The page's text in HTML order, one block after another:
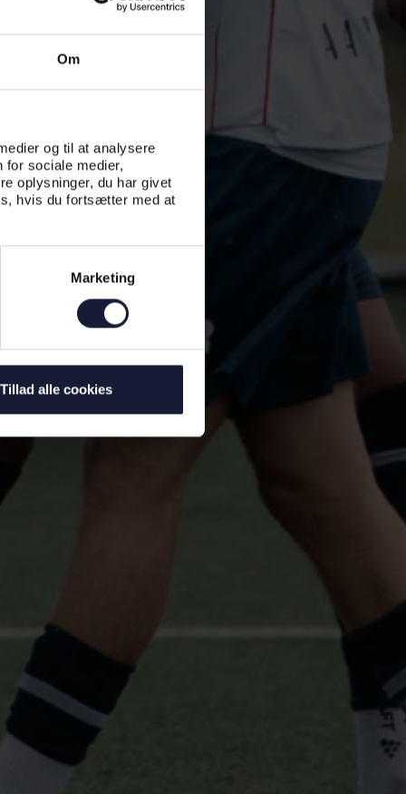
Om
og til at analysere
for sociale medier,
oplysninger, du har givet
hvis du fortsætter med at
Marketing
Tillad alle cookies